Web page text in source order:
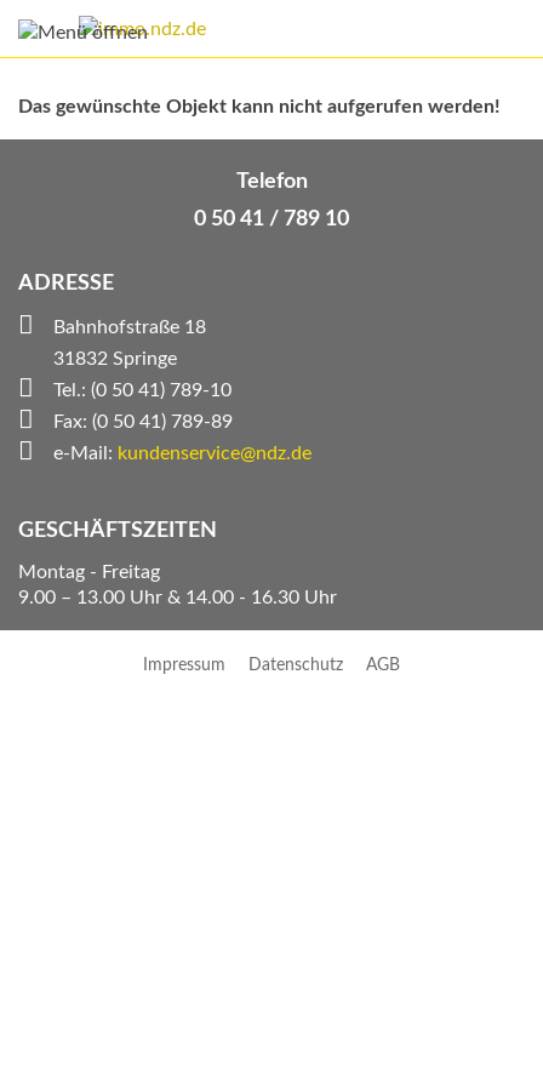
Das gewünschte Objekt kann nicht aufgerufen werden!
Telefon
0 50 41 / 789 10
ADRESSE
Bahnhofstraße 18
31832 Springe
Tel.: (0 50 41) 789-10
Fax: (0 50 41) 789-89
e-Mail: kundenservice@ndz.de
GESCHÄFTSZEITEN
Montag - Freitag
9.00 – 13.00 Uhr & 14.00 - 16.30 Uhr
Impressum Datenschutz AGB